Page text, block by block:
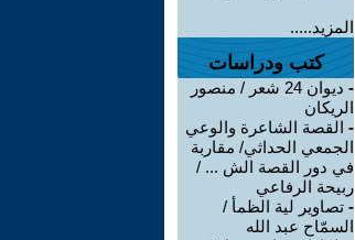
المزيد.....
كتب ودراسات
-
ديوان 24 شعر / منصور
الريكان
- القصة الشاعرة والوعي
الجمعي الحداثي/ مقاربة
في دور القصة الش ... /
ربيحة الرفاعي
- تصاوير لية الظمأ /
السمّاح عبد الله